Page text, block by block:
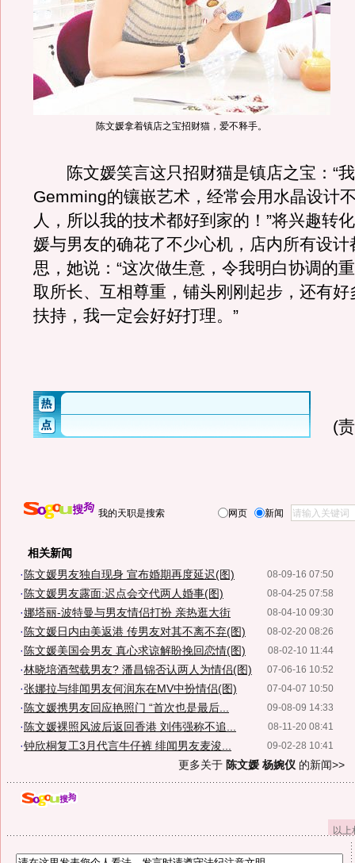
陈文媛拿着镇店之宝招财猫，爱不释手。
陈文媛笑言这只招财猫是镇店之宝：“
Gemming的镶嵌艺术，经常会用水晶设计
人，所以我的技术都好到家的！”将兴趣转
媛与男友的确花了不少心机，店内所有设计
思，她说：“这次做生意，令我明白协调的
取所长、互相尊重，铺头刚刚起步，还有好
扶持，我一定会好好打理。”
(
我的天职是搜索 网页 新闻
相关新闻
08-09-16 07:50
· 陈文媛男友独自现身 宣布婚期再度延迟(图)
08-04-25 07:58
· 陈文媛男友露面:迟点会交代两人婚事(图)
08-04-10 09:30
·娜塔丽-波特曼与男友情侣打扮 亲热逛大街
08-02-20 08:26
· 陈文媛日内由美返港 传男友对其不离不弃(图)
08-02-10 11:44
· 陈文媛美国会男友 真心求谅解盼挽回恋情(图)
07-06-16 10:52
·林晓培酒驾载男友? 潘昌锦否认两人为情侣(图)
07-04-07 10:50
·张娜拉与绯闻男友何润东在MV中扮情侣(图)
09-08-09 14:33
· 陈文媛携男友回应艳照门 “首次也是最后...
08-11-20 08:41
· 陈文媛裸照风波后返回香港 刘伟强称不追...
09-02-28 10:41
·钟欣桐复工3月代言牛仔裤 绯闻男友麦浚...
更多关于 陈文媛 杨婉仪 的新闻>>
以